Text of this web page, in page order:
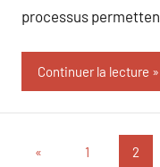
processus
Continuer la lecture
Pagination
« Publications
1 2